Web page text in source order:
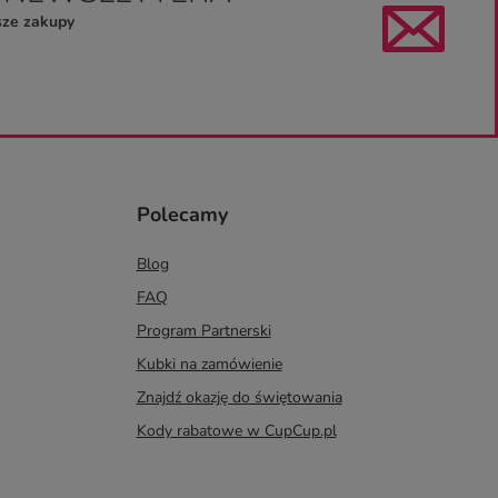
zakupy
Polecamy
Blog
FAQ
Program Partnerski
Kubki na zamówienie
Znajdź okazję do świętowania
Kody rabatowe w CupCup.pl